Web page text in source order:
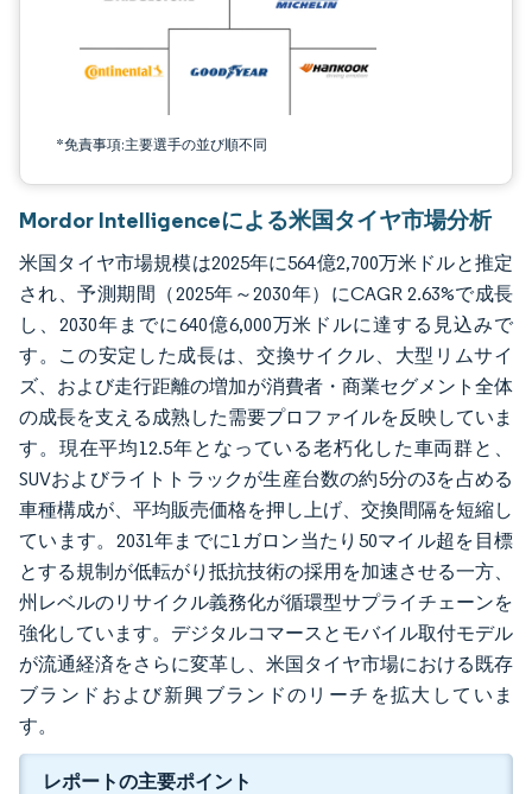
*免責事項:主要選手の並び順不同
Mordor Intelligenceによる米国タイヤ市場分析
米国タイヤ市場規模は2025年に564億2,700万米ドルと推定
され、予測期間（2025年～2030年）にCAGR 2.63%で成長
し、2030年までに640億6,000万米ドルに達する見込みで
す。この安定した成長は、交換サイクル、大型リムサイ
ズ、および走行距離の増加が消費者・商業セグメント全体
の成長を支える成熟した需要プロファイルを反映していま
す。現在平均12.5年となっている老朽化した車両群と、
SUVおよびライトトラックが生産台数の約5分の3を占める
車種構成が、平均販売価格を押し上げ、交換間隔を短縮し
ています。2031年までに1ガロン当たり50マイル超を目標
とする規制が低転がり抵抗技術の採用を加速させる一方、
州レベルのリサイクル義務化が循環型サプライチェーンを
強化しています。デジタルコマースとモバイル取付モデル
が流通経済をさらに変革し、米国タイヤ市場における既存
ブランドおよび新興ブランドのリーチを拡大していま
す。
レポートの主要ポイント